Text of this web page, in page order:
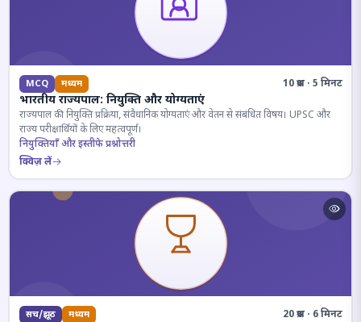
MCQ मध्यम 10 प्रश्न · 5 मिनट
भारतीय राज्यपाल: नियुक्ति और योग्यताएं
राज्यपाल की नियुक्ति प्रक्रिया, संवैधानिक योग्यताएं और वेतन से संबंधित विषय। UPSC और
राज्य परीक्षार्थियों के लिए महत्वपूर्ण।
नियुक्तियाँ और इस्तीफे प्रश्नोत्तरी
क्विज़ लें
सच/झूठ मध्यम 20 प्रश्न · 6 मिनट